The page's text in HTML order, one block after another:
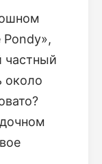
Pondy»,
частный
около